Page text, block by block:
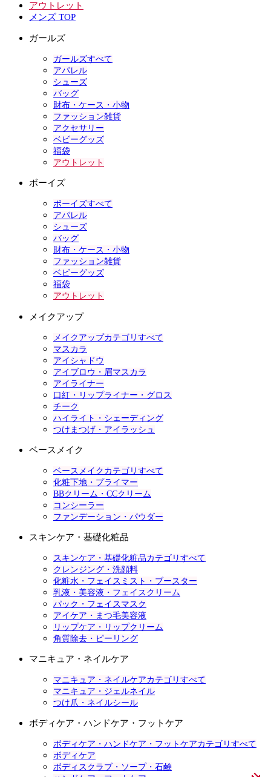
アウトレット
メンズ TOP
ガールズ
ガールズすべて
アパレル
シューズ
バッグ
財布・ケース・小物
ファッション雑貨
アクセサリー
ベビーグッズ
福袋
アウトレット
ボーイズ
ボーイズすべて
アパレル
シューズ
バッグ
財布・ケース・小物
ファッション雑貨
ベビーグッズ
福袋
アウトレット
メイクアップ
メイクアップカテゴリすべて
マスカラ
アイシャドウ
アイブロウ・眉マスカラ
アイライナー
口紅・リップライナー・グロス
チーク
ハイライト・シェーディング
つけまつげ・アイラッシュ
ベースメイク
ベースメイクカテゴリすべて
化粧下地・プライマー
BBクリーム・CCクリーム
コンシーラー
ファンデーション・パウダー
スキンケア・基礎化粧品
スキンケア・基礎化粧品カテゴリすべて
クレンジング・洗顔料
化粧水・フェイスミスト・ブースター
乳液・美容液・フェイスクリーム
パック・フェイスマスク
アイケア・まつ毛美容液
リップケア・リップクリーム
角質除去・ピーリング
マニキュア・ネイルケア
マニキュア・ネイルケアカテゴリすべて
マニキュア・ジェルネイル
つけ爪・ネイルシール
ボディケア・ハンドケア・フットケア
ボディケア・ハンドケア・フットケアカテゴリすべて
ボディケア
ボディスクラブ・ソープ・石鹸